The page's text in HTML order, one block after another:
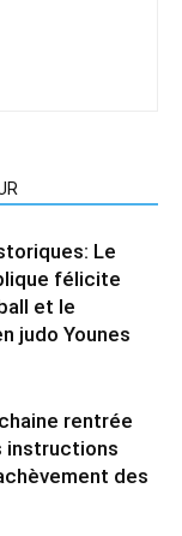
Le
félicite
et le
judo Younes
rentrée
instructions
des